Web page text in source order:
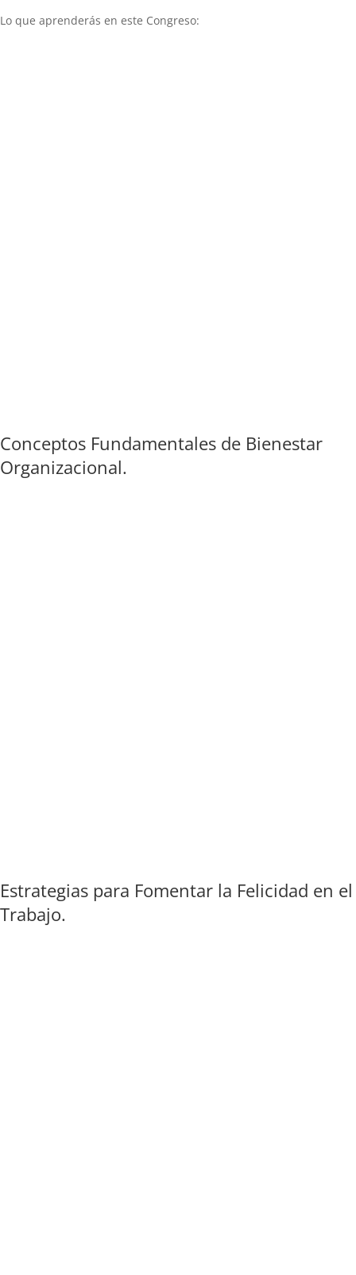
Lo que aprenderás en este Congreso:
Conceptos Fundamentales de Bienestar
Organizacional.
Estrategias para Fomentar la Felicidad en el
Trabajo.